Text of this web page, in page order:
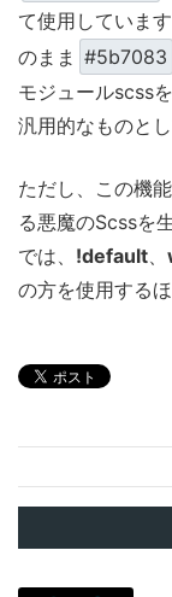
て使用していま
のまま #5b7083
モジュールscss
汎用的なものと
ただし、この機
る悪魔のScssを
では、 !default、
の方を使用する